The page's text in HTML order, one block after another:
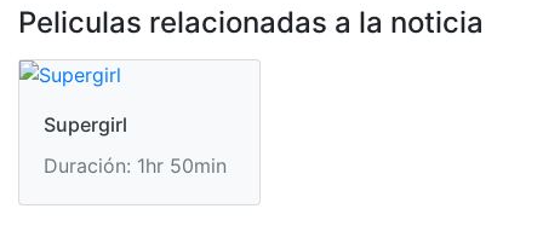
Peliculas relacionadas a la noticia
Supergirl
Duración: 1hr 50min